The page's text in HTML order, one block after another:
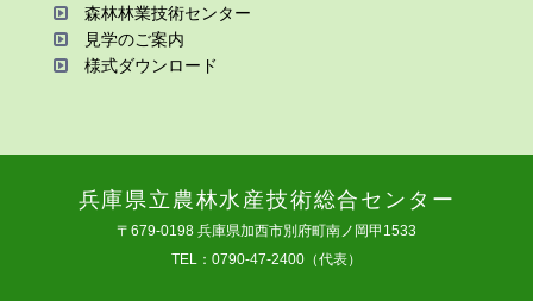
森林林業技術センター
⾒学のご案内
様式ダウンロード
兵庫県⽴農林⽔産技術総合センター
〒679-0198 兵庫県加⻄市別府町南ノ岡甲1533
TEL：0790-47-2400（代表）